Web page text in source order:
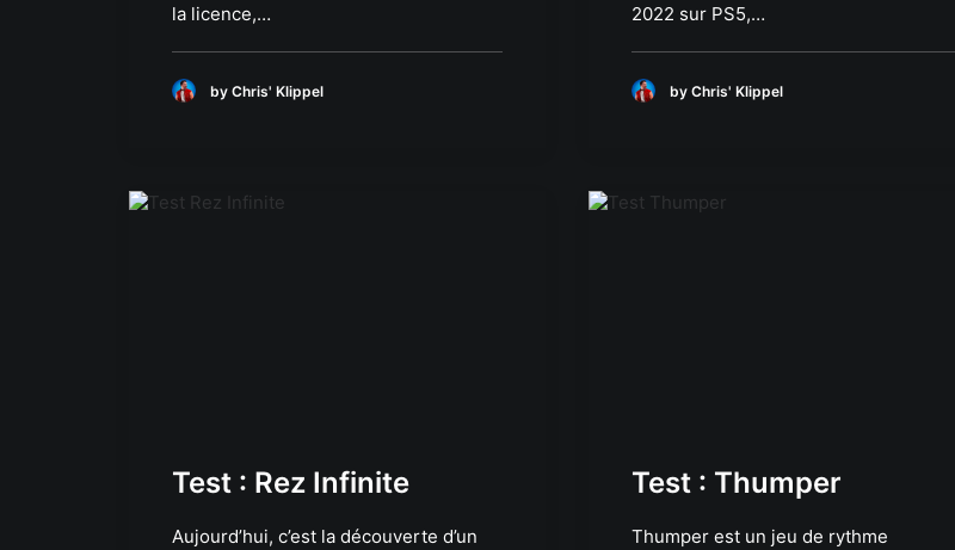
la licence,…
by Chris' Klippel
2022 sur PS5,…
by Chris' Klippel
Test : Rez Infinite
Aujourd’hui, c’est la découverte d’un
Test : Thumper
Thumper est un jeu de rythme